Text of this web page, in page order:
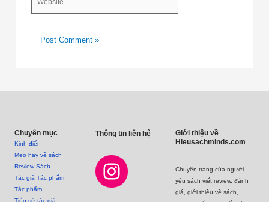
Chuyên mục
Kinh điển
Mẹo hay về sách
Review Sách
Tác giả Tác phẩm
Tác phẩm
Tiểu sử tác giả
Thông tin liên hệ
Instagram
Facebook
Mail
Giới thiệu về
Hieusachminds.com
Chuyên trang của người
yêu sách viết review, đánh
giá, giới thiệu về sách,..